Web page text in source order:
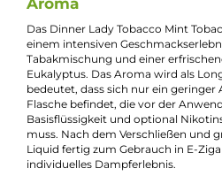
Bei Fragen zu diesem
Experten schnell
E-
🧮Zum Liquid-Rechner